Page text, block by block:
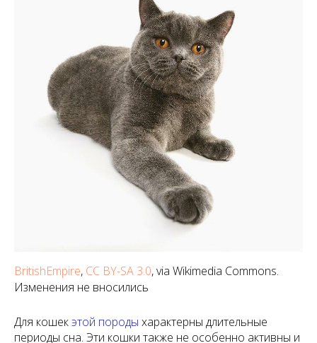
BritishEmpire, CC BY-SA 3.0, via Wikimedia Commons.
Изменения не вносились
Для кошекэтой породы характерны длительные
периоды сна. Эти кошки также не особенно активны и